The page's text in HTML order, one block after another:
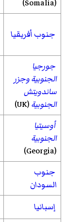
(Somalia)
جنوب أفريقيا
جورجيا
الجنوبية وجزر
ساندويتش
الجنوبية(UK)
أوسيتيا
الجنوبية
(Georgia)
جنوب
السودان
إسبانيا